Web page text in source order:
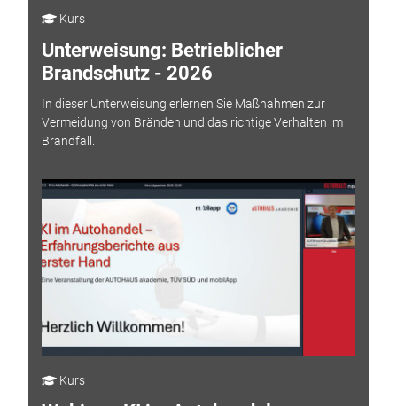
Kurs
Unterweisung: Betrieblicher
Brandschutz - 2026
In dieser Unterweisung erlernen Sie Maßnahmen zur
Vermeidung von Bränden und das richtige Verhalten im
Brandfall.
Kurs